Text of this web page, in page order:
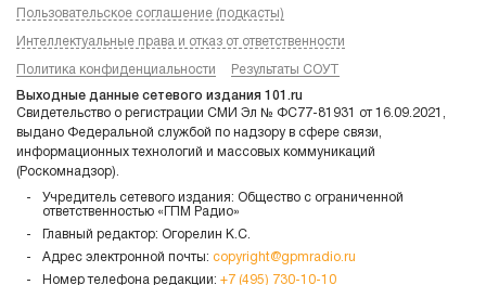
Пользовательское соглашение (подкасты)
Интеллектуальные права и отказ от ответственности
Политика конфиденциальности Результаты СОУТ
Выходные данные сетевого издания 101.ru
Свидетельство о регистрации СМИ Эл № ФС77-81931 от 16.09.2021,
выдано Федеральной службой по надзору в сфере связи,
информационных технологий и массовых коммуникаций
(Роскомнадзор).
Учредитель сетевого издания: Общество с ограниченной
ответственностью «ГПМ Радио»
Главный редактор: Огорелин К.С.
Адрес электронной почты: copyright@gpmradio.ru
Номер телефона редакции: +7 (495) 730-10-10